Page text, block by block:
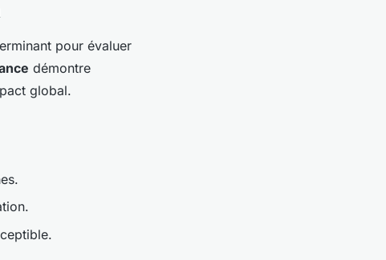
pour évaluer
démontre
global.